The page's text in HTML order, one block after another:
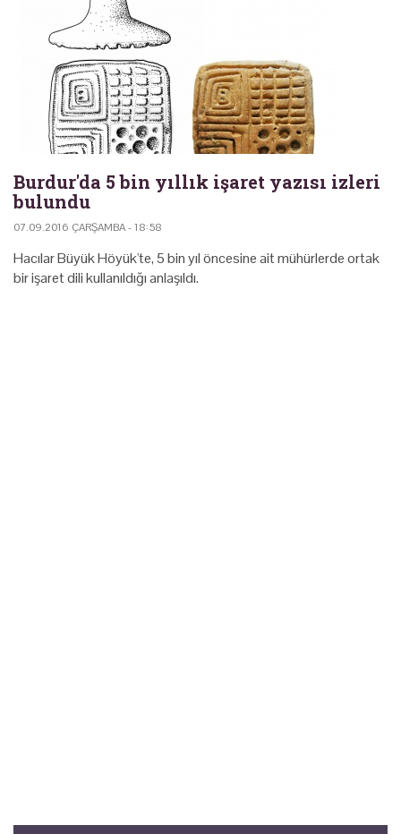
Burdur'da 5 bin yıllık işaret yazısı izleri
bulundu
07.09.2016 ÇARŞAMBA - 18:58
Hacılar Büyük Höyük'te, 5 bin yıl öncesine ait mühürlerde ortak
bir işaret dili kullanıldığı anlaşıldı.